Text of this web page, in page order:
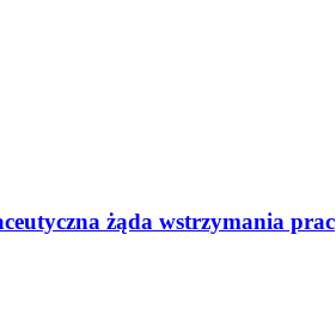
żąda wstrzymania prac